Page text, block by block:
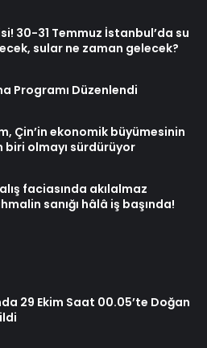
30-31 Temmuz İstanbul’da su
sular ne zaman gelecek?
Programı Düzenlendi
Çin’in ekonomik büyümesinin
olmayı sürdürüyor
faciasında akılalmaz
sanığı hâlâ iş başında!
29 Ekim Saat 00.05’te Doğan